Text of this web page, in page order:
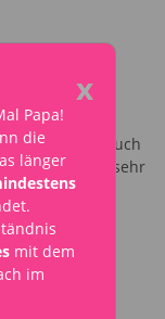
(auch
ein sehr
bewährtes
der gleiche
kleinen
auf die
x
Papa!
die
länger
mit dem
im